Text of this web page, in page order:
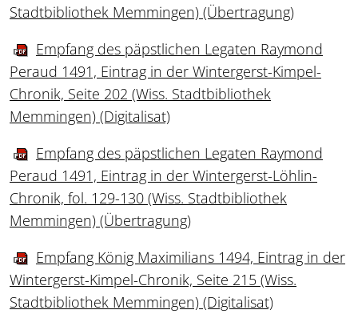
Stadtbibliothek Memmingen) (Übertragung)
Empfang des päpstlichen Legaten Raymond
Peraud 1491, Eintrag in der Wintergerst-Kimpel-
Chronik, Seite 202 (Wiss. Stadtbibliothek
Memmingen) (Digitalisat)
Empfang des päpstlichen Legaten Raymond
Peraud 1491, Eintrag in der Wintergerst-Löhlin-
Chronik, fol. 129-130 (Wiss. Stadtbibliothek
Memmingen) (Übertragung)
Empfang König Maximilians 1494, Eintrag in der
Wintergerst-Kimpel-Chronik, Seite 215 (Wiss.
Stadtbibliothek Memmingen) (Digitalisat)